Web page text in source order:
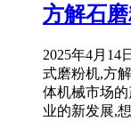
方解石
2025年4月14
式磨粉机,方
体机械市场
业的新发展,